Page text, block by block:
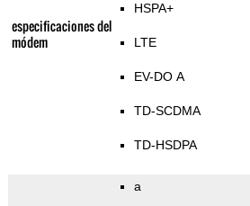
especificaciones del
módem
HSPA+
LTE
EV-DO A
TD-SCDMA
TD-HSDPA
a